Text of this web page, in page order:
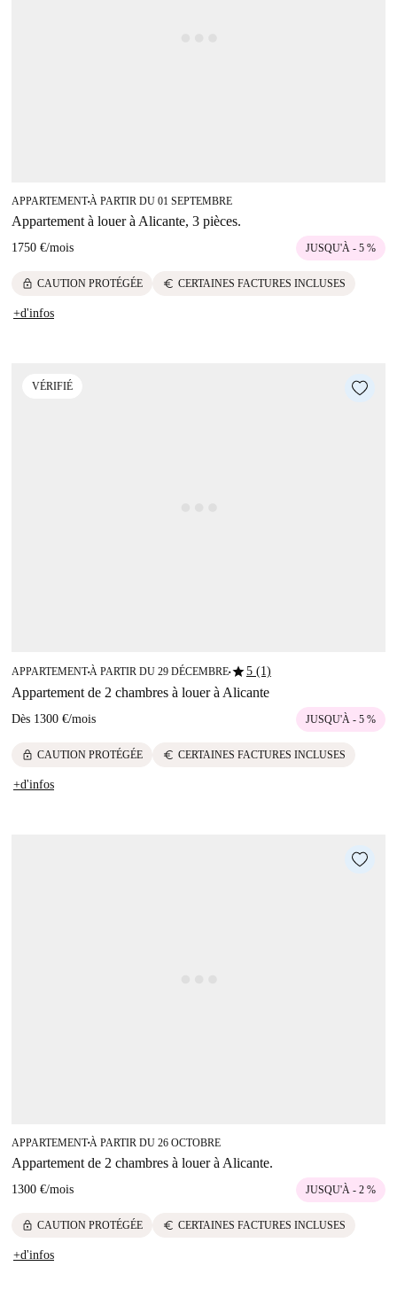
APPARTEMENT■À PARTIR DU 01 SEPTEMBRE
Appartement à louer à Alicante, 3 pièces.
1750 €/mois JUSQU'À - 5 %
lock CAUTION PROTÉGÉE euro CERTAINES FACTURES INCLUSES
+d'infos
VÉRIFIÉ
APPARTEMENT■À PARTIR DU 29 DÉCEMBRE■star5 (1)
Appartement de 2 chambres à louer à Alicante
Dès 1300 €/mois JUSQU'À - 5 %
lock CAUTION PROTÉGÉE euro CERTAINES FACTURES INCLUSES
+d'infos
APPARTEMENT■À PARTIR DU 26 OCTOBRE
Appartement de 2 chambres à louer à Alicante.
1300 €/mois JUSQU'À - 2 %
lock CAUTION PROTÉGÉE euro CERTAINES FACTURES INCLUSES
+d'infos